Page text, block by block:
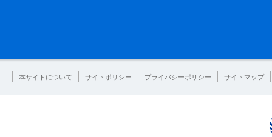
本サイトについて サイトポリシー プライバシーポリシー サイトマップ